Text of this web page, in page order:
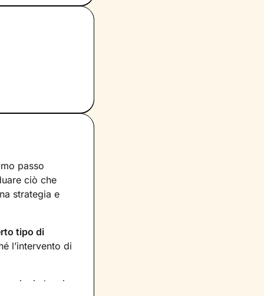
passo
ciò che
strategia e
tipo di
l’intervento di
che ci